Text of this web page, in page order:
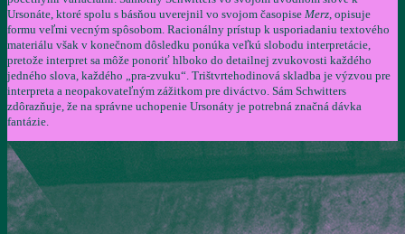
Ursonáte, ktoré spolu s básňou uverejnil vo svojom časopise Merz , opisuje
formu veľmi vecným spôsobom. Racionálny prístup k usporiadaniu textového
materiálu však v konečnom dôsledku ponúka veľkú slobodu interpretácie,
pretože interpret sa môže ponoriť hlboko do detailnej zvukovosti každého
jedného slova, každého „pra-zvuku“. Trištvrtehodinová skladba je výzvou pre
interpreta a neopakovateľným zážitkom pre diváctvo. Sám Schwitters
zdôrazňuje, že na správne uchopenie Ursonáty je potrebná značná dávka
fantázie.